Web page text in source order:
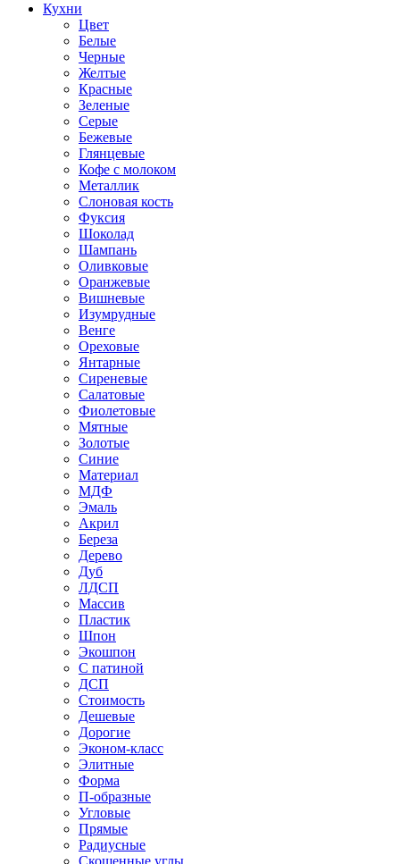
Кухни
Цвет
Белые
Черные
Желтые
Красные
Зеленые
Серые
Бежевые
Глянцевые
Кофе с молоком
Металлик
Слоновая кость
Фуксия
Шоколад
Шампань
Оливковые
Оранжевые
Вишневые
Изумрудные
Венге
Ореховые
Янтарные
Сиреневые
Салатовые
Фиолетовые
Мятные
Золотые
Синие
Материал
МДФ
Эмаль
Акрил
Береза
Дерево
Дуб
ЛДСП
Массив
Пластик
Шпон
Экошпон
С патиной
ДСП
Стоимость
Дешевые
Дорогие
Эконом-класс
Элитные
Форма
П-образные
Угловые
Прямые
Радиусные
Скошенные углы